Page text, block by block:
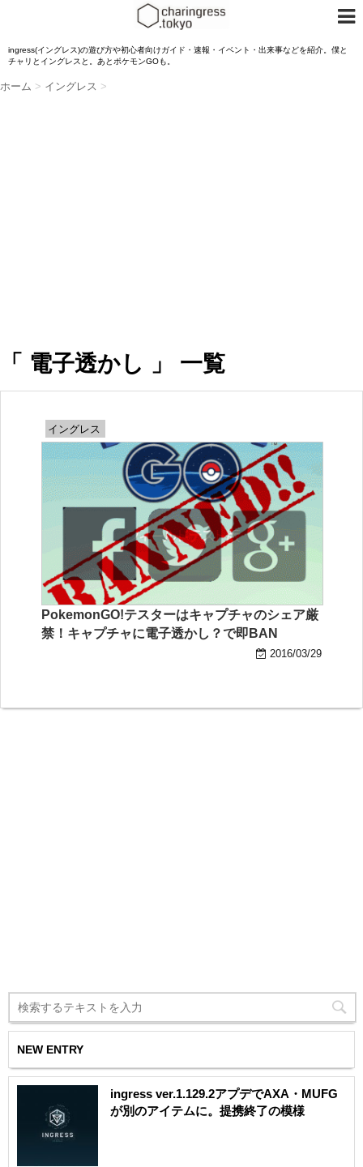
ingress(イングレス)の遊び方や初心者向けガイド・速報・イベント・出来事などを紹介。僕と
チャリとイングレスと。あとポケモンGOも。
ホーム > イングレス >
「 電子透かし 」 一覧
イングレス
PokemonGO!テスターはキャプチャのシェア厳
禁！キャプチャに電子透かし？で即BAN
2016/03/29
NEW ENTRY
ingress ver.1.129.2アプデでAXA・MUFG
が別のアイテムに。提携終了の模様